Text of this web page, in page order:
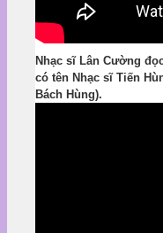
Nhạc sĩ Lân Cường
có tên Nhạc sĩ Tiến
Bách Hùng).